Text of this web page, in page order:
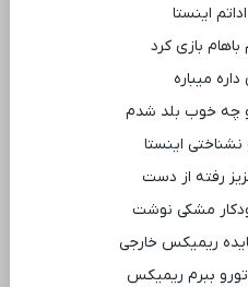
اینستا
بازی کرد
میباره
چه خوب بلد شدم
اینستا
رفته از دست
مشکی نوشت
ریمیکس خارجی
ببرم ریمیکس